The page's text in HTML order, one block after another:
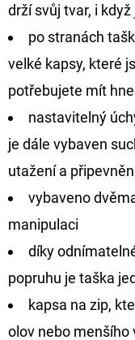
drží svůj tvar, i
po stranách
velké kapsy, které
potřebujete mít
nastavitelný
je dále vybaven
utažení a
vybaveno
manipulaci
díky
popruhu je taška
kapsa na zip,
olov nebo menšího